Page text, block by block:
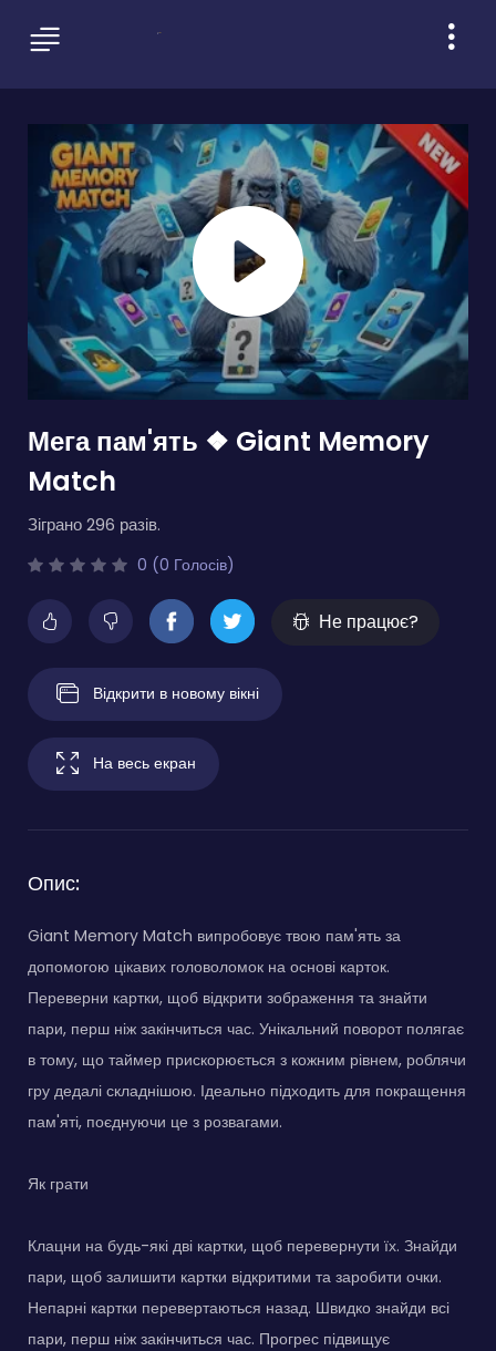
Мега пам'ять ❖ Giant Memory
Match
Зіграно 296 разів.
0 (0 Голосів)
Не працює?
Відкрити в новому вікні
На весь екран
Опис:
Giant Memory Match випробовує твою пам'ять за
допомогою цікавих головоломок на основі карток.
Переверни картки, щоб відкрити зображення та знайти
пари, перш ніж закінчиться час. Унікальний поворот полягає
в тому, що таймер прискорюється з кожним рівнем, роблячи
гру дедалі складнішою. Ідеально підходить для покращення
пам'яті, поєднуючи це з розвагами.
Як грати
Клацни на будь-які дві картки, щоб перевернути їх. Знайди
пари, щоб залишити картки відкритими та заробити очки.
Непарні картки перевертаються назад. Швидко знайди всі
пари, перш ніж закінчиться час. Прогрес підвищує